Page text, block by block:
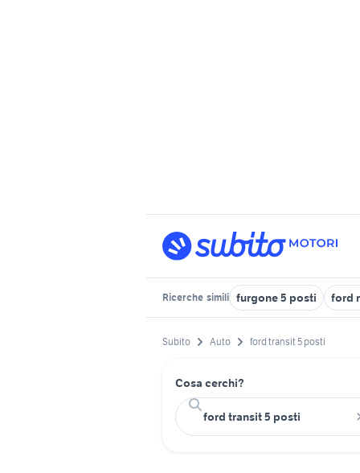
Ricerche simili furgone 5 posti ford
Subito Auto ford transit 5 posti
Cosa cerchi?